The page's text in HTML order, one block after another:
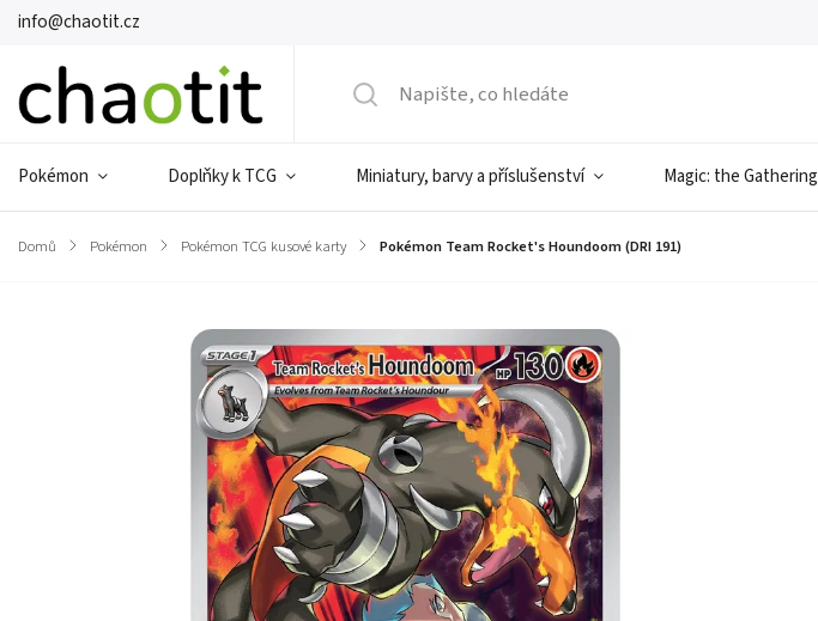
info@chaotit.cz
Pokémon Doplňky k TCG Miniatury, barvy a příslušenství Magic: the Gathering
Domů / Pokémon / Pokémon TCG kusové karty / Pokémon Team Rocket's Houndoom (DRI 191)